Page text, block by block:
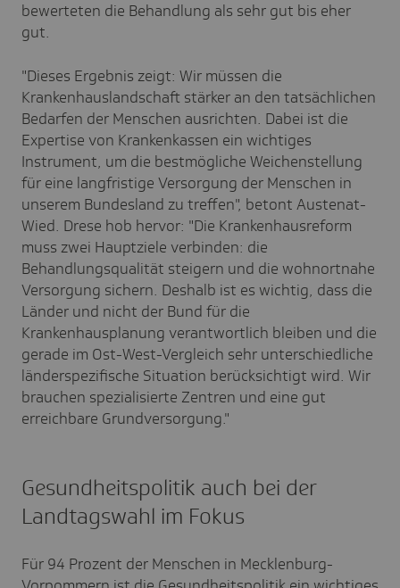
bewerteten die Behandlung als sehr gut bis eher
gut.
"Dieses Ergebnis zeigt: Wir müssen die
Krankenhauslandschaft stärker an den tatsächlichen
Bedarfen der Menschen ausrichten. Dabei ist die
Expertise von Krankenkassen ein wichtiges
Instrument, um die bestmögliche Weichenstellung
für eine langfristige Versorgung der Menschen in
unserem Bundesland zu treffen", betont Austenat-
Wied. Drese hob hervor: "Die Krankenhausreform
muss zwei Hauptziele verbinden: die
Behandlungsqualität steigern und die wohnortnahe
Versorgung sichern. Deshalb ist es wichtig, dass die
Länder und nicht der Bund für die
Krankenhausplanung verantwortlich bleiben und die
gerade im Ost-West-Vergleich sehr unterschiedliche
länderspezifische Situation berücksichtigt wird. Wir
brauchen spezialisierte Zentren und eine gut
erreichbare Grundversorgung."
Gesundheitspolitik auch bei der
Landtagswahl im Fokus
Für 94 Prozent der Menschen in Mecklenburg-